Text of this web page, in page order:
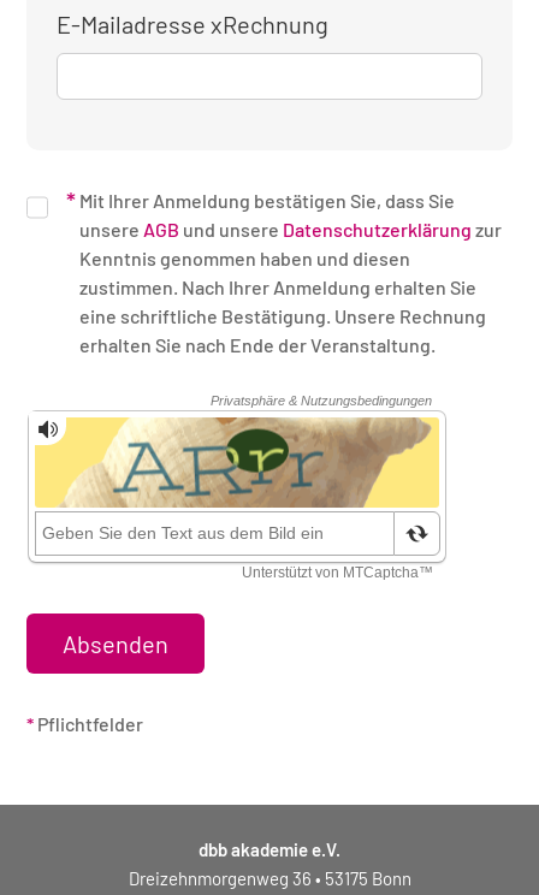
E-Mailadresse xRechnung
Mit Ihrer Anmeldung bestätigen Sie, dass Sie
unsere AGB und unsere Datenschutzerklärung zur
Kenntnis genommen haben und diesen
zustimmen. Nach Ihrer Anmeldung erhalten Sie
eine schriftliche Bestätigung. Unsere Rechnung
erhalten Sie nach Ende der Veranstaltung.
Sicherheitsüberprüfung
* Pflichtfelder
dbb akademie e.V.
Dreizehnmorgenweg 36 • 53175 Bonn